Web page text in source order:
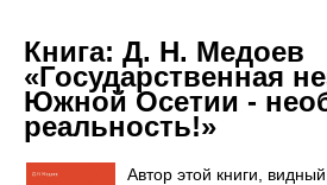
Книга: Д. Н. Медоев
«Государственная
Южной Осетии -
реальность!»
Автор этой книги,